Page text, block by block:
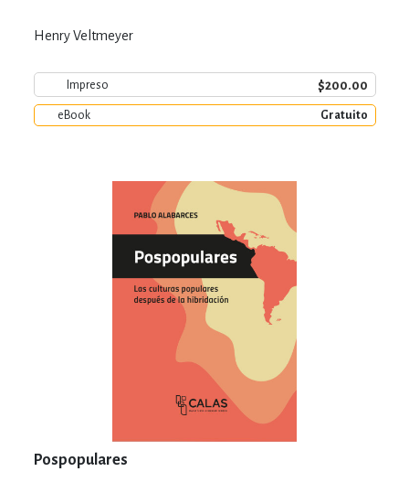
Henry Veltmeyer
Impreso $200.00
eBook Gratuito
Pospopulares